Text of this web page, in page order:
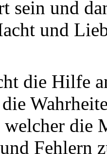
sein und
und
die Hilfe
die
Fehlern